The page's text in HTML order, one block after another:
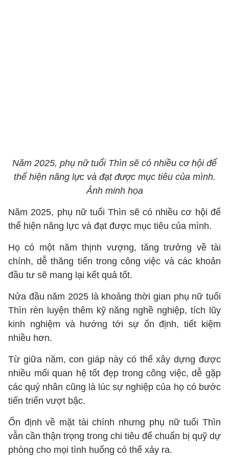
Năm 2025, phụ nữ tuổi Thìn sẽ có nhiều cơ hội để
thể hiện năng lực và đạt được mục tiêu của mình.
Ảnh minh họa
Năm 2025, phụ nữ tuổi Thìn sẽ có nhiều cơ hội để
thể hiện năng lực và đạt được mục tiêu của mình.
Họ có một năm thịnh vượng, tăng trưởng về tài
chính, dễ thăng tiến trong công việc và các khoản
đầu tư sẽ mang lại kết quả tốt.
Nửa đầu năm 2025 là khoảng thời gian phụ nữ tuổi
Thìn rèn luyện thêm kỹ năng nghề nghiệp, tích lũy
kinh nghiệm và hướng tới sự ổn định, tiết kiệm
nhiều hơn.
Từ giữa năm, con giáp này có thể xây dựng được
nhiều mối quan hệ tốt đẹp trong công việc, dễ gặp
các quý nhân cũng là lúc sự nghiệp của họ có bước
tiến triển vượt bậc.
Ổn định về mặt tài chính nhưng phụ nữ tuổi Thìn
vẫn cần thận trọng trong chi tiêu để chuẩn bị quỹ dự
phòng cho mọi tình huống có thể xảy ra.